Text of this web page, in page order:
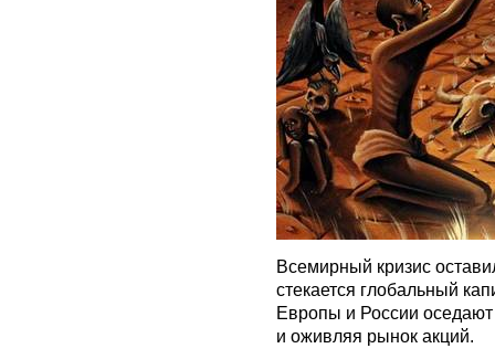
Всемирный кризис
стекается глобальный
Европы и России
и оживляя рынок акций.